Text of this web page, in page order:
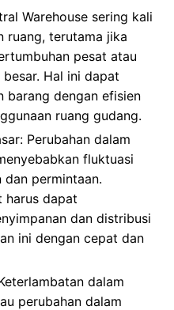
Warehouse sering kali
ruang, terutama jika
pesat atau
Hal ini dapat
barang dengan efisien
ruang gudang.
Perubahan dalam
fluktuasi
permintaan.
harus dapat
dan distribusi
ini dengan cepat dan
dalam
perubahan dalam